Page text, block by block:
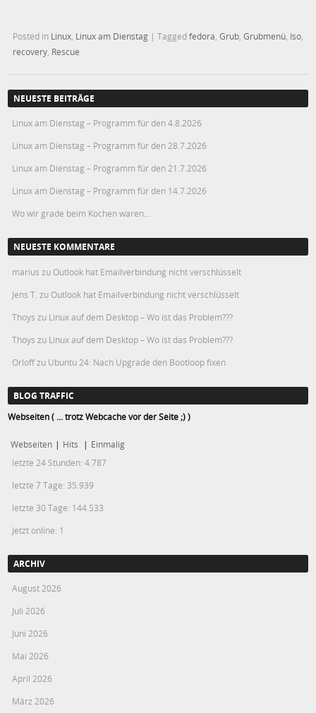
Posted in Linux Linux am Dienstag |Taggedfedora ,Grub ,Grubmenü Iso
recovery Rescue
NEUESTE BEITRÄGE
Linux am Dienstag – Programm für den 4.8.2026
Linux am Dienstag – Programm für den 28.7.2026
Linux am Dienstag – Programm für den 21.7.2026
Linux am Dienstag – Programm für den 14.7.2026
Wo wir grade beim Kochen waren…
NEUESTE KOMMENTARE
marius zu Outlook hat Emailverbindung nicht verschlüsselt
Jens T. zu Outlook hat Emailverbindung nicht verschlüsselt
Thoys zu Linux auf dem Desktop – Wo ist das Problem???
Thoys zu Linux auf dem Desktop – Wo ist das Problem???
Orloffzu Ubuntu 24: Nach Upgrade den Bootloop fixen
BLOG TRAFFIC
Webseiten ( ... trotz Webcache vor der Seite ;) )
Webseiten | Hits | Einmalig
letzte 24 Stunden:4.787
letzte 7 Tage: 35.939
letzte 30 Tage: 144.533
Jetzt online: 1
ARCHIV
August 2026
Juli 2026
Juni 2026
Mai 2026
April 2026
März 2026